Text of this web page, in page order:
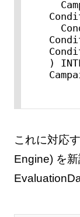
)
これに対応
Engine) を